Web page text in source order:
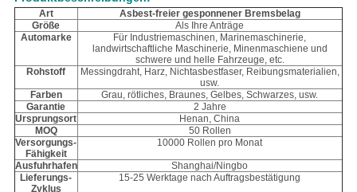
Art
Asbest-freier gesponnener Bremsbelag
Größe
Als Ihre Anträge
Automarke
Für Industriemaschinen, Marinemaschinerie,
landwirtschaftliche Maschinerie, Minenmaschiene und
schwere und helle Fahrzeuge, etc.
Rohstoff
Messingdraht, Harz, Nichtasbestfaser, Reibungsmaterialien,
usw.
Farben
Grau, rötliches, Braunes, Gelbes, Schwarzes, usw.
Garantie
2 Jahre
Ursprungsort
Henan, China
MOQ
50 Rollen
Versorgungs-
Fähigkeit
10000 Rollen pro Monat
Ausfuhrhafen
Shanghai/Ningbo
Lieferungs-
Zyklus
15-25 Werktage nach Auftragsbestätigung